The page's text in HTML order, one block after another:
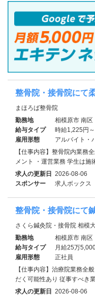
整骨院・接骨院にて
まほろば整骨院
勤務地
相模原市 南区
給与タイプ
時給1,225円～
雇用形態
アルバイト・
【仕事内容】整骨院内業務
メント ・運営業務 学生は施
求人の更新日 2026-08-06
スポンサー
求人ボックス
整骨院・接骨院にて
さくら鍼灸院・接骨院 相模
勤務地
相模原市 南区
給与タイプ
月給25万
雇用形態
正社員
【仕事内容】治療院業務全
だく可能性あり 従事すべき
求人の更新日 2026-08-06